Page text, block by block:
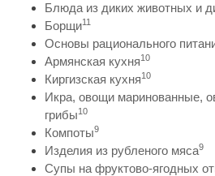
Блюда из диких животных и
Борщи11
Основы рационального
Армянская кухня10
Киргизская кухня10
Икра, овощи маринованные,
грибы10
Компоты9
Изделия из рубленого мяса9
Супы на фруктово-ягодных